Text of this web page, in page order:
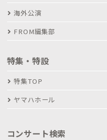
海外公演
FROM編集部
特集・特設
特集TOP
ヤマハホール
コンサート検索